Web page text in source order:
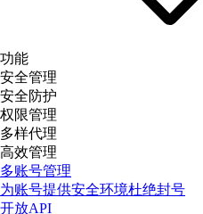
功能
安全管理
安全防护
权限管理
多样代理
高效管理
多账号管理
为账号提供安全环境杜绝封号
开放API